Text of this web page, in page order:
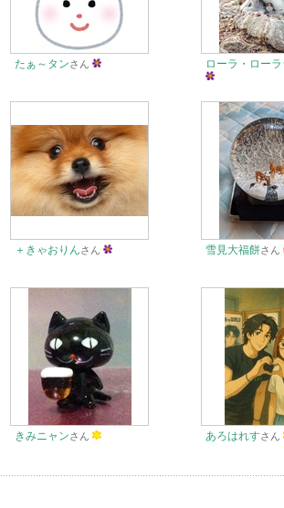
たぁ～タンさん ローラ・ロー
＋きゃおりんさん 雪見大福餅さん
きみニャンさん あろはれすさん